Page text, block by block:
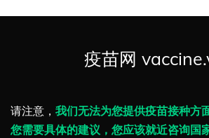
疫苗网
请注意， 我们无法为您提供疫苗接种方
您需要具体的建议，您应该就近咨询国